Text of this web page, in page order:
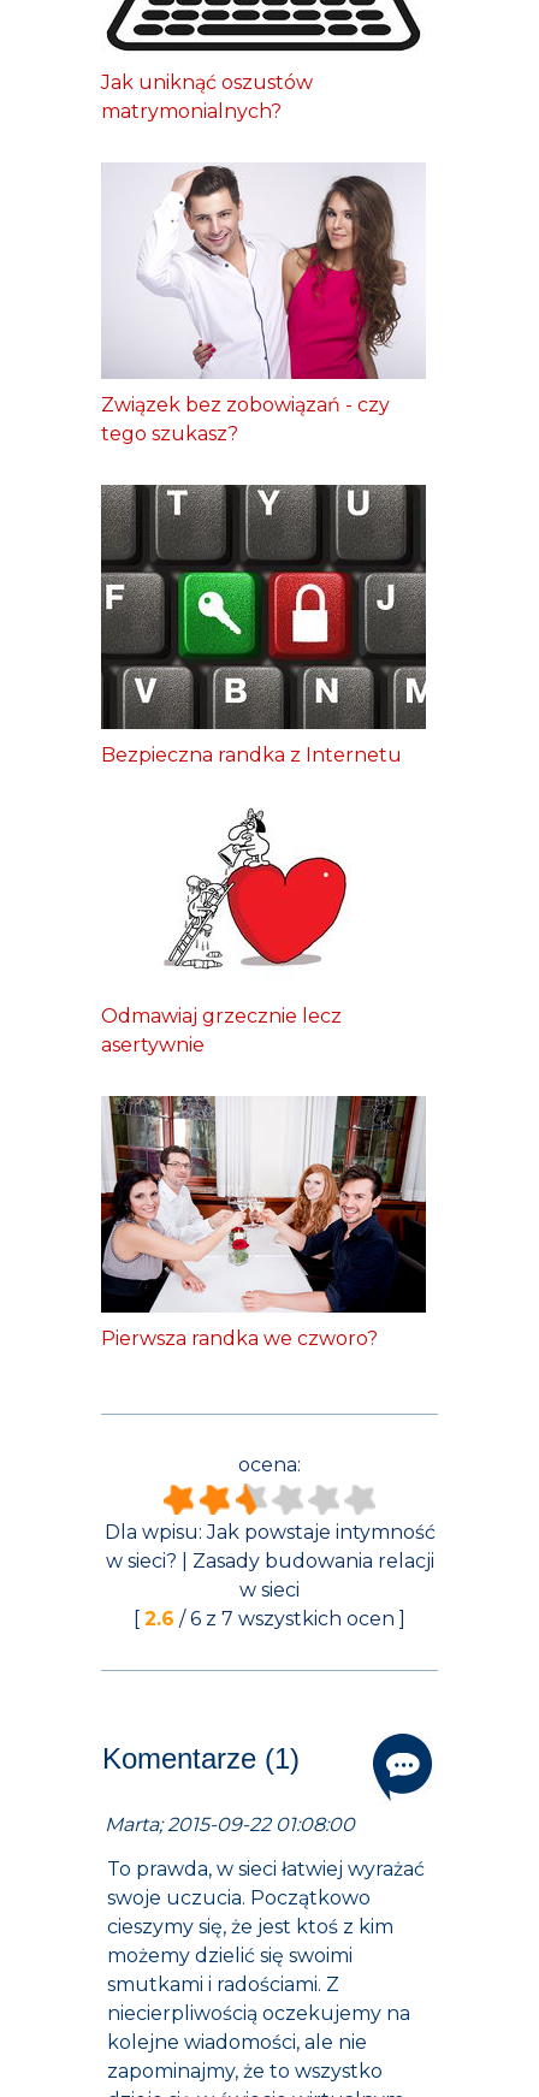
Jak uniknąć oszustów
matrymonialnych?
Związek bez zobowiązań - czy
tego szukasz?
Bezpieczna randka z Internetu
Odmawiaj grzecznie lecz
asertywnie
Pierwsza randka we czworo?
ocena:
Dla wpisu:Jak powstaje intymność
w sieci? | Zasady budowania relacji
w sieci
[ 2.6 /6 z 7 wszystkich ocen ]
Komentarze (1)
Marta; 2015-09-22 01:08:00
To prawda, w sieci łatwiej wyrażać
swoje uczucia. Początkowo
cieszymy się, że jest ktoś z kim
możemy dzielić się swoimi
smutkami i radościami. Z
niecierpliwością oczekujemy na
kolejne wiadomości, ale nie
zapominajmy, że to wszystko